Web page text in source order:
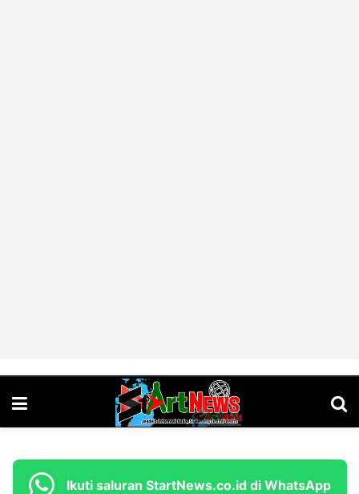
Ikuti saluran StartNews.co.id di WhatsApp